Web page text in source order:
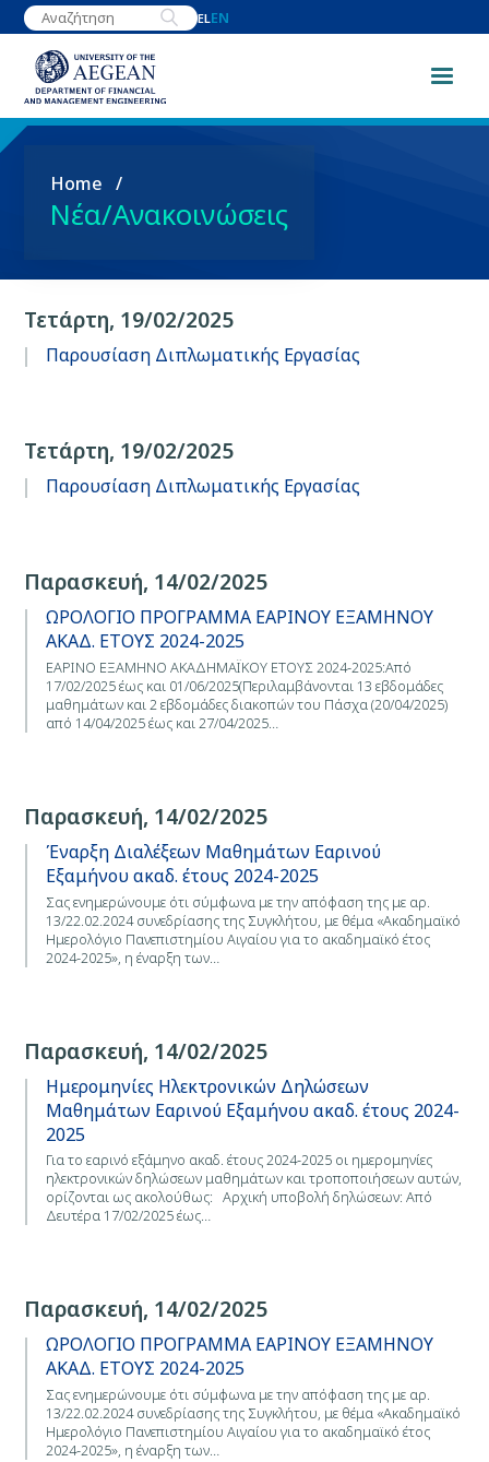
Skip
to
content
ELEN
Breadcrumb
Home
Νέα/Ανακοινώσεις
Τετάρτη, 19/02/2025
Παρουσίαση Διπλωματικής Εργασίας
Τετάρτη, 19/02/2025
Παρουσίαση Διπλωματικής Εργασίας
Παρασκευή, 14/02/2025
ΩΡΟΛΟΓΙΟ ΠΡΟΓΡΑΜΜΑ ΕΑΡΙΝΟΥ ΕΞΑΜΗΝΟΥ
ΑΚΑΔ. ΕΤΟΥΣ 2024-2025
ΕΑΡΙΝΟ ΕΞΑΜΗΝΟ ΑΚΑΔΗΜΑΪΚΟΥ ΕΤΟΥΣ 2024-2025:Από
17/02/2025 έως και 01/06/2025(Περιλαμβάνονται 13 εβδομάδες
μαθημάτων και 2 εβδομάδες διακοπών του Πάσχα (20/04/2025)
από 14/04/2025 έως και 27/04/2025…
Παρασκευή, 14/02/2025
Έναρξη Διαλέξεων Μαθημάτων Εαρινού
Εξαμήνου ακαδ. έτους 2024-2025
Σας ενημερώνουμε ότι σύμφωνα με την απόφαση της με αρ.
13/22.02.2024 συνεδρίασης της Συγκλήτου, με θέμα «Ακαδημαϊκό
Ημερολόγιο Πανεπιστημίου Αιγαίου για το ακαδημαϊκό έτος
2024-2025», η έναρξη των…
Παρασκευή, 14/02/2025
Ημερομηνίες Ηλεκτρονικών Δηλώσεων
Μαθημάτων Εαρινού Εξαμήνου ακαδ. έτους 2024-
2025
Για το εαρινό εξάμηνο ακαδ. έτους 2024-2025 οι ημερομηνίες
ηλεκτρονικών δηλώσεων μαθημάτων και τροποποιήσεων αυτών,
ορίζονται ως ακολούθως: Αρχική υποβολή δηλώσεων: Από
Δευτέρα 17/02/2025 έως…
Παρασκευή, 14/02/2025
ΩΡΟΛΟΓΙΟ ΠΡΟΓΡΑΜΜΑ ΕΑΡΙΝΟΥ ΕΞΑΜΗΝΟΥ
ΑΚΑΔ. ΕΤΟΥΣ 2024-2025
Σας ενημερώνουμε ότι σύμφωνα με την απόφαση της με αρ.
13/22.02.2024 συνεδρίασης της Συγκλήτου, με θέμα «Ακαδημαϊκό
Ημερολόγιο Πανεπιστημίου Αιγαίου για το ακαδημαϊκό έτος
2024-2025», η έναρξη των…